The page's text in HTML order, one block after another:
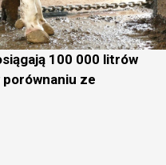
100 000 litrów
porównaniu ze